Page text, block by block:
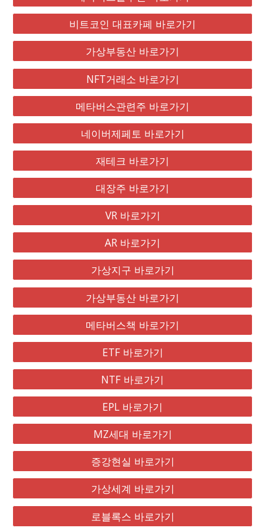
비트코인 대표카페 바로가기
가상부동산 바로가기
NFT거래소 바로가기
메타버스관련주 바로가기
네이버제페토 바로가기
재테크 바로가기
대장주 바로가기
VR 바로가기
AR 바로가기
가상지구 바로가기
가상부동산 바로가기
메타버스책 바로가기
ETF 바로가기
NTF 바로가기
EPL 바로가기
MZ세대 바로가기
증강현실 바로가기
가상세계 바로가기
로블록스 바로가기